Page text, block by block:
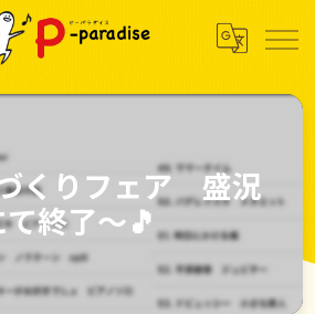
くりフェア 盛況
終了〜🎵